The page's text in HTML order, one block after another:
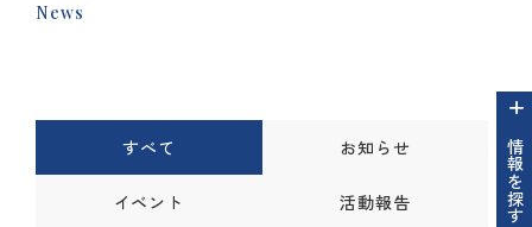
News
情報を探す
すべて お知らせ
イベント 活動報告